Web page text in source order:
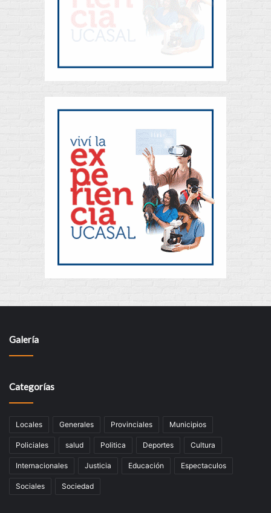
Galería
Categorías
Locales Generales Provinciales Municipios
Policiales salud Politica Deportes Cultura
Internacionales Justicia Educación Espectaculos
Sociales Sociedad